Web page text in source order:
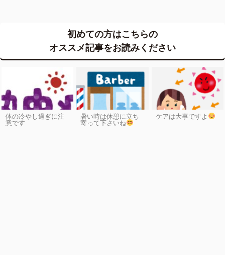
初めての方はこちらの
オススメ記事をお読みください
体の冷やし過ぎに注
意です
暑い時は休憩に立ち
寄って下さいね
ケアは大事ですよ